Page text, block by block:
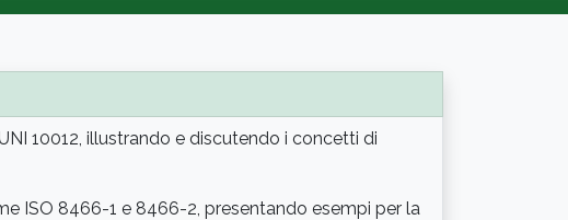
10012, illustrando e discutendo i concetti di
ISO 8466-1 e 8466-2, presentando esempi per la